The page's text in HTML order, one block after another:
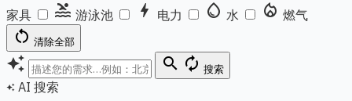
家具
pool 游泳池 bolt 电力 water_drop 水 local_fire_department 燃气
restart_alt 清除全部
auto_awesome search autorenew 搜索
auto_awesome AI 搜索